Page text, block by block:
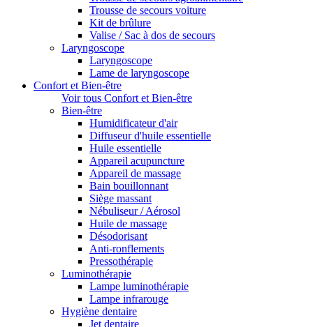
Trousse de secours voiture
Kit de brûlure
Valise / Sac à dos de secours
Laryngoscope
Laryngoscope
Lame de laryngoscope
Confort et Bien-être
Voir tous Confort et Bien-être
Bien-être
Humidificateur d'air
Diffuseur d'huile essentielle
Huile essentielle
Appareil acupuncture
Appareil de massage
Bain bouillonnant
Siège massant
Nébuliseur / Aérosol
Huile de massage
Désodorisant
Anti-ronflements
Pressothérapie
Luminothérapie
Lampe luminothérapie
Lampe infrarouge
Hygiène dentaire
Jet dentaire